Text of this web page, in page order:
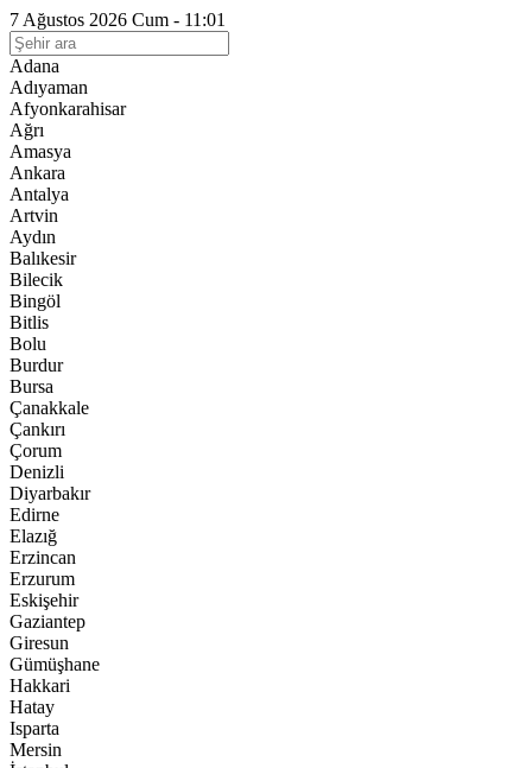
7 Ağustos 2026 Cum - 11:01
Adana
Adıyaman
Afyonkarahisar
Ağrı
Amasya
Ankara
Antalya
Artvin
Aydın
Balıkesir
Bilecik
Bingöl
Bitlis
Bolu
Burdur
Bursa
Çanakkale
Çankırı
Çorum
Denizli
Diyarbakır
Edirne
Elazığ
Erzincan
Erzurum
Eskişehir
Gaziantep
Giresun
Gümüşhane
Hakkari
Hatay
Isparta
Mersin